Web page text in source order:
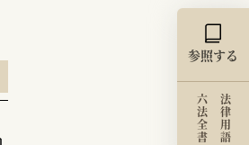
参照する
法律用語
六法全書